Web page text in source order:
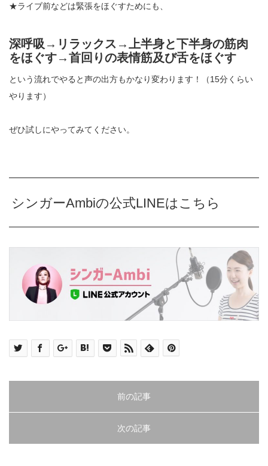
★ライブ前などは緊張をほぐすためにも、
深呼吸→リラックス→上半身と下半身の筋肉
をほぐす→首回りの表情筋及び舌をほぐす
という流れでやると声の出方もかなり変わります！（15分くらい
やります）
ぜひ試しにやってみてください。
シンガーAmbiの公式LINEはこちら
前の記事
次の記事